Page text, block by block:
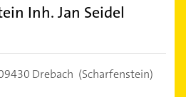
Inh. Jan Seidel
Drebach (Scharfenstein)